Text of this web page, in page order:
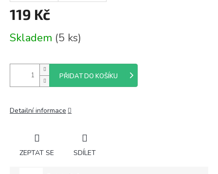
119 Kč
cena:
Skladem (5 ks)
PŘIDAT DO KOŠÍKU
Detailní informace
ZEPTAT SE SDÍLET